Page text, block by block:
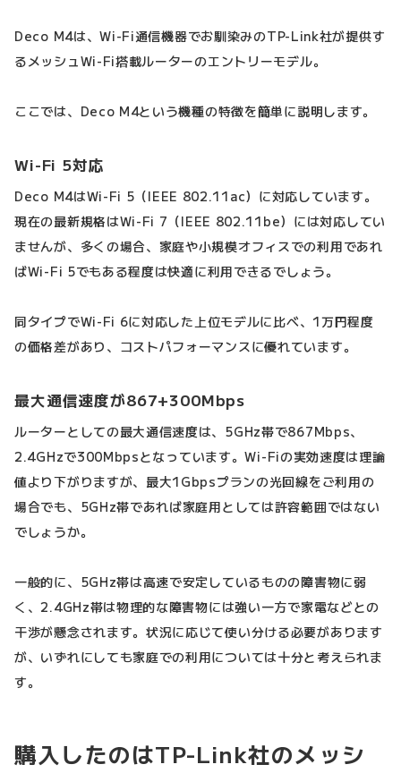
Deco M4は、Wi-Fi通信機器でお馴染みのTP-Link社が提供す
るメッシュWi-Fi搭載ルーターのエントリーモデル。
ここでは、Deco M4という機種の特徴を簡単に説明します。
Wi-Fi 5対応
Deco M4はWi-Fi 5（IEEE 802.11ac）に対応しています。
現在の最新規格はWi-Fi 7（IEEE 802.11be）には対応してい
ませんが、多くの場合、家庭や小規模オフィスでの利用であれ
ばWi-Fi 5でもある程度は快適に利用できるでしょう。
同タイプでWi-Fi 6に対応した上位モデルに比べ、1万円程度
の価格差があり、コストパフォーマンスに優れています。
最大通信速度が867+300Mbps
ルーターとしての最大通信速度は、5GHz帯で867Mbps、
2.4GHzで300Mbpsとなっています。Wi-Fiの実効速度は理論
値より下がりますが、最大1Gbpsプランの光回線をご利用の
場合でも、5GHz帯であれば家庭用としては許容範囲ではない
でしょうか。
一般的に、5GHz帯は高速で安定しているものの障害物に弱
く、2.4GHz帯は物理的な障害物には強い一方で家電などとの
干渉が懸念されます。状況に応じて使い分ける必要があります
が、いずれにしても家庭での利用については十分と考えられま
す。
購入したのはTP-Link社のメッシ